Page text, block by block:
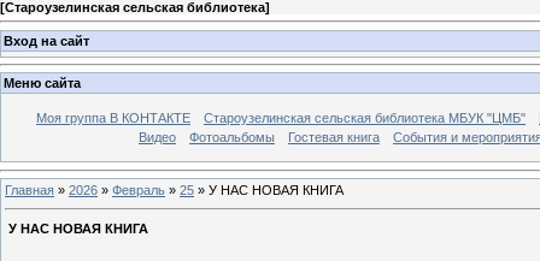
[Староузелинская сельская библиотека]
Вход на сайт
Меню сайта
Моя группа В КОНТАКТЕ Староузелинская сельская библиотека МБУК "ЦМБ"
Видео
Фотоальбомы Гостевая книга События и
Главная » 2026 » Февраль » 25 » У НАС НОВАЯ КНИГА
У НАС НОВАЯ КНИГА